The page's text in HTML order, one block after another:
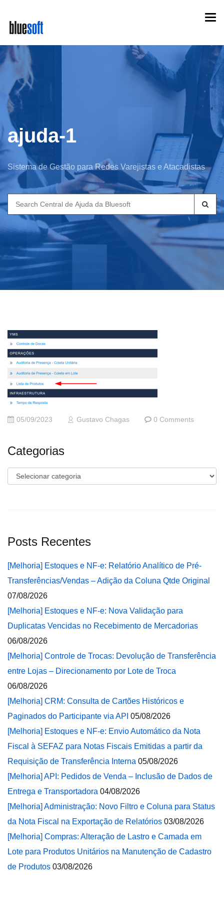
main
content
ajuda-1
Sistema de Gestão para Redes Varejistas e Atacadistas
Search
for:
05/09/2023 Gustavo Chagas 0 Comments
Categorias
Categorias
Posts Recentes
[Melhoria] Estoques e NF-e: Relatório Analítico de Pré-
Transferências/Vendas – Adição da Coluna Qtde Original
07/08/2026
[Melhoria] Estoques e NF-e: Nova Validação para
Duplicatas Vencidas no Recebimento de Mercadorias
06/08/2026
[Melhoria] Controle de Trocas: Devolução de Transferência
entre Lojas – Direcionamento por Lote de Troca
06/08/2026
[Melhoria] CRM: Consulta de Cartões Históricos e
Paginados do Participante via API 05/08/2026
[Melhoria] Estoques e NF-e: Envio Automático da Nota
Fiscal à SEFAZ para Notas Fiscais Emitidas a partir da
Requisição de Transferência Interna 05/08/2026
[Melhoria] API: Pedidos de Venda – Inclusão de Dados de
Entrega e Transportadora 04/08/2026
[Melhoria] Administração: Novo Filtro e Coluna para Status
da Nota Fiscal na Exportação de Relatórios 03/08/2026
[Melhoria] Compras: Alteração de Lastro e Camada em
Lote para Produtos Unitários na Manutenção de Cadastro
de Produtos 03/08/2026